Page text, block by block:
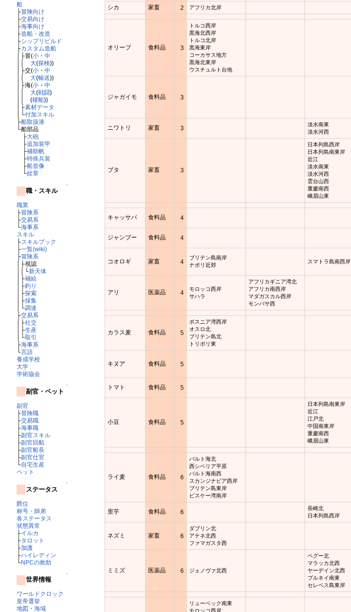
船
├冒険向け
├交易向け
├海事向け
├造船・改造
├シップリビルド
├カスタム造船
│├冒(小・ 中
大(探検))
│├交(小・ 中
大(輸送))
│├海(小・ 中
大(戦闘)
││ (櫂船))
│├素材データ
│└付加スキル
├船取扱港
└船部品
├大砲
├追加装甲
├補助帆
├特殊兵装
├船首像
└紋章
↑
職・スキル
職業
├冒険系
├交易系
└海事系
スキル
├スキルブック
├一覧(wiki)
├冒険系
│├視認
││└新天体
│├補給
│├釣り
│├探索
│├採集
│└調達
├交易系
│├社交
│├生産
│└取引
├海事系
└言語
養成学校
大学
学術協会
↑
副官・ペット
副官
├冒険職
├交易職
├海事職
├副官スキル
├副官回航
├副官船長
├副官仕官
└自宅生産
ペット
↑
ステータス
爵位
称号・師弟
各ステータス
状態異常
├イルカ
├タロット
├加護
├ハイレディン
└NPCの救助
↑
世界情報
ワールドクロック
皇帝選挙
地図・海域
シカ 家畜 2 アフリカ北岸
オリーブ 食料品 3
トルコ西岸
黒海北西岸
トルコ北岸
黒海東岸
コーカサス地方
黒海北東岸
ウスチュルト台地
ジャガイモ 食料品 3
ニワトリ 家畜 3
淡水南東
淡水河西
ブタ 家畜 3
日本列島西岸
日本列島南東岸
近江
淡水南東
淡水河西
雲台山西
重慶南西
峨眉山東
キャッサバ 食料品 4
ジャンブー 食料品 4
コオロギ 家畜 4
ブリテン島南岸
ナポリ近郊
スマトラ島南西岸
アリ 医薬品 4
モロッコ西岸
サハラ
アフリカギニア湾北
アフリカ南西岸
マダガスカル西岸
モンバサ西
カラス麦 食料品 5
ボスニア湾西岸
オスロ北
ブリテン島北
トリポリ東
キヌア 食料品 5
トマト 食料品 5
小豆 食料品 5
日本列島南東岸
近江
江戸北
中国南東岸
重慶南西
峨眉山東
ライ麦 食料品 6
バルト海北
西シベリア平原
バルト海南西
スカンジナビア西岸
ブリテン島東岸
ビスケー湾南岸
里芋 食料品 6
長崎北
日本列島西岸
ネズミ 家畜 6
ダブリン北
アテネ北西
ファマガスタ西
ミミズ 医薬品 6 ジェノヴァ北西
ペグー北
マラッカ北西
ヤーデイン北西
ブルネイ南東
セレベス島東岸
リューベック南東
モロッコ西岸